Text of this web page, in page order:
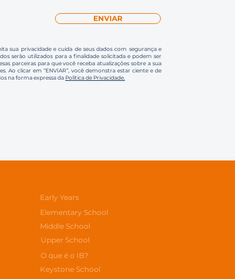
ENVIAR
sua privacidade e cuida de seus dados com segurança e
serão utilizados para a finalidade solicitada e podem ser
parceiras para que você receba atualizações sobre a sua
Ao clicar em “ENVIAR”, você demonstra estar ciente e de
na forma expressa da Política de Privacidade.
Early Years
Elementary School
Middle School
Upper School
O que é o IB?
Keystone School